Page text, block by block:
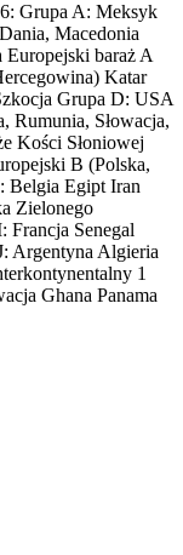
Grupa A: Meksyk
Macedonia
Europejski baraż A
Katar
Grupa D: USA
Rumunia, Słowacja,
Kości Słoniowej
B (Polska,
Belgia Egipt Iran
Zielonego
Francja Senegal
Argentyna Algieria
1
Ghana Panama